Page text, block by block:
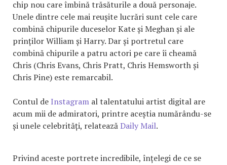
chip nou care îmbină trăsăturile a două personaje.
Unele dintre cele mai reușite lucrări sunt cele care
combină chipurile duceselor Kate și Meghan și ale
prinților William și Harry. Dar și portretul care
combină chipurile a patru actori pe care îi cheamă
Chris (Chris Evans, Chris Pratt, Chris Hemsworth și
Chris Pine) este remarcabil.
Contul de Instagram al talentatului artist digital are
acum mii de admiratori, printre aceștia numărându-se
și unele celebrități, relateazăDaily Mail.
Privind aceste portrete incredibile, înțelegi de ce se